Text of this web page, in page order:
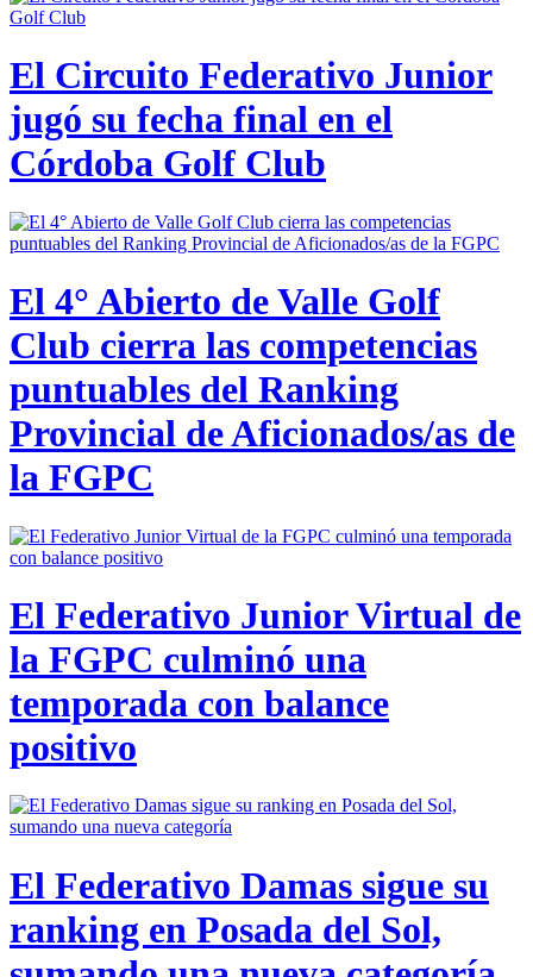
El Circuito Federativo Junior
jugó su fecha final en el
Córdoba Golf Club
El 4° Abierto de Valle Golf
Club cierra las competencias
puntuables del Ranking
Provincial de Aficionados/as de
la FGPC
El Federativo Junior Virtual de
la FGPC culminó una
temporada con balance
positivo
El Federativo Damas sigue su
ranking en Posada del Sol,